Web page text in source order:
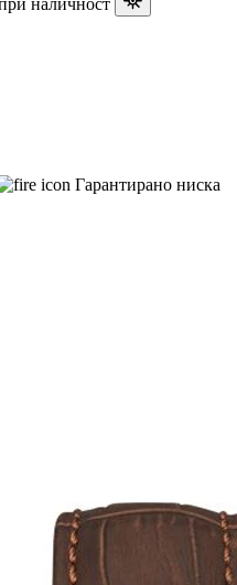
Гарантирано ниска